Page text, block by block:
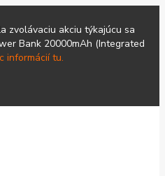
zvolávaciu akciu týkajúcu sa
Bank 20000mAh (Integrated
informácií tu.